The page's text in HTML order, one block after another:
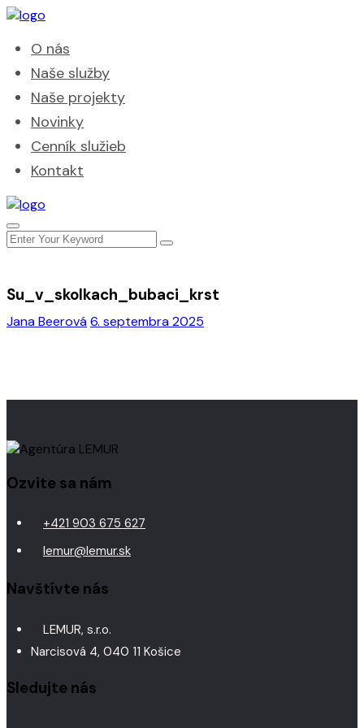
O nás
Naše služby
Naše projekty
Novinky
Cenník služieb
Kontakt
Jana Beerová6. septembra 2025
Su_v_skolkach_bubaci_krst
Ozvite sa nám
+421 903 675 627
lemur@lemur.sk
Navštívte nás
LEMUR, s.r.o.
Narcisová 4, 040 11 Košice
Sledujte nás